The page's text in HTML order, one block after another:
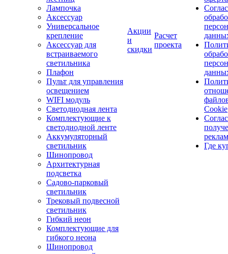
Лампочка
Аксессуар
Универсальное
крепление
Аксессуар для
встраиваемого
светильника
Плафон
Пульт для управления
освещением
WIFI модуль
Светодиодная лента
Комплектующие к
светодиодной ленте
Аккумуляторный
светильник
Шинопровод
Архитектурная
подсветка
Садово-парковый
светильник
Трековый подвесной
светильник
Гибкий неон
Комплектующие для
гибкого неона
Шинопровод
Акции
и
скидки
Расчет
проекта
Cookie
Где